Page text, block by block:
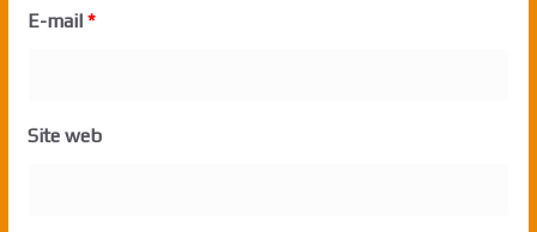
E-mail *
Site web